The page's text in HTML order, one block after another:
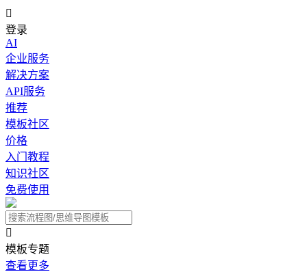

登录
AI
企业服务
解决方案
API服务
推荐
模板社区
价格
入门教程
知识社区
免费使用

模板专题
查看更多